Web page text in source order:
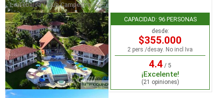
La Tebaida / Club Campestre
CAPACIDAD: 96 PERSONAS
desde:
$355.000
2 pers /desay. No incl Iva
4.4 / 5
¡Excelente!
(21 opiniones)